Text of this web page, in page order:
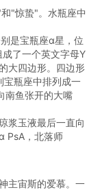
"惊蛰"。水瓶座中
是宝瓶座α星，位
了一个英文字母Y
大四边形。四边形
宝瓶座中排列成一
南鱼张开的大嘴
浆玉液最后一直向
PsA，北落师
主宙斯的爱慕。一